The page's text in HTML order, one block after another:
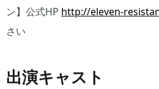
ン】公式HP http://eleven-
さい
出演キャスト